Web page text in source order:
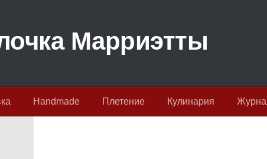
Handmade Плетение Кулинария